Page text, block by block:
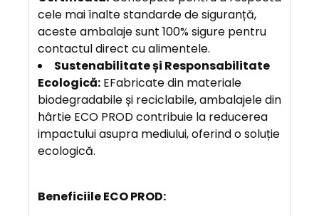
cele mai înalte standarde de siguranță,
aceste ambalaje sunt 100% sigure pentru
contactul direct cu alimentele.
Sustenabilitate și Responsabilitate
Ecologică: EFabricate din materiale
biodegradabile și reciclabile, ambalajele din
hârtie ECO PROD contribuie la reducerea
impactului asupra mediului, oferind o soluție
ecologică.
Beneficiile ECO PROD: